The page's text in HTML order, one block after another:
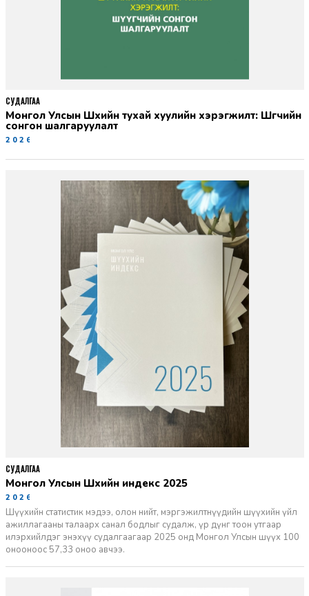
Монгол Улсын Шүүхийн тухай хуулийн хэрэгжилт: Шүүгчийн
сонгон шалгаруулалт
2026-06-19
СУДАЛГАА
Монгол Улсын Шүүхийн индекс 2025
2026-06-11
Шүүхийн статистик мэдээ, олон нийт, мэргэжилтнүүдийн шүүхийн үйл
ажиллагааны талаарх санал бодлыг судалж, үр дүнг тоон утгаар
илэрхийлдэг энэхүү судалгаагаар 2025 онд Монгол Улсын шүүх 100
онооноос 57,33 оноо авчээ.
СУДАЛГАА